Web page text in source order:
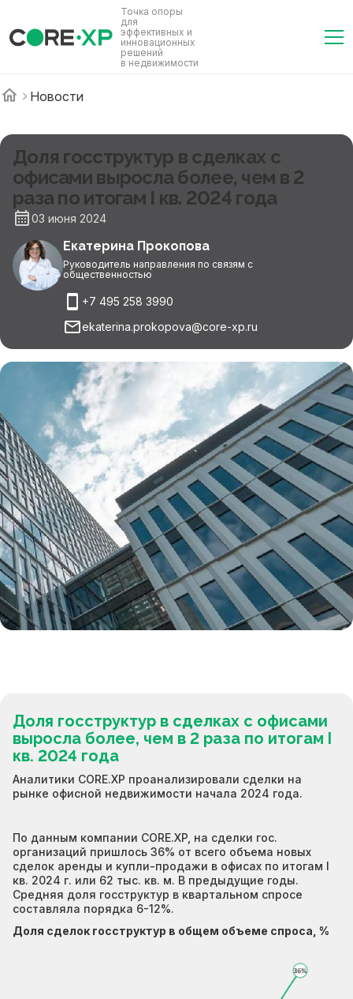
Точка опоры
для
эффективных и
инновационных
решений
в недвижимости
Новости
Доля госструктур в сделках с
офисами выросла более, чем в 2
раза по итогам I кв. 2024 года
03 июня 2024
Екатерина Прокопова
Руководитель направления по связям с
общественностью
+7 495 258 3990
ekaterina.prokopova@core-xp.ru
Доля госструктур в сделках с офисами
выросла более, чем в 2 раза по итогам I
кв. 2024 года
Аналитики CORE.XP проанализировали сделки на
рынке офисной недвижимости начала 2024 года.
По данным компании CORE.XP, на сделки гос.
организаций пришлось 36% от всего объема новых
сделок аренды и купли-продажи в офисах по итогам I
кв. 2024 г. или 62 тыс. кв. м. В предыдущие годы.
Средняя доля госструктур в квартальном спросе
составляла порядка 6-12%.
Доля сделок госструктур в общем объеме спроса, %